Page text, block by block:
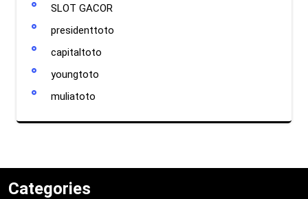
SLOT GACOR
presidenttoto
capitaltoto
youngtoto
muliatoto
Categories